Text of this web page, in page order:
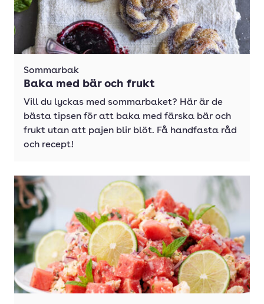
Sommarbak
Baka med bär och frukt
Vill du lyckas med sommarbaket? Här är de
bästa tipsen för att baka med färska bär och
frukt utan att pajen blir blöt. Få handfasta råd
och recept!